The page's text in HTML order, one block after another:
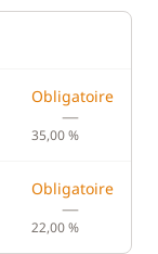
Obligatoire
—
35,00 %
Obligatoire
—
22,00 %